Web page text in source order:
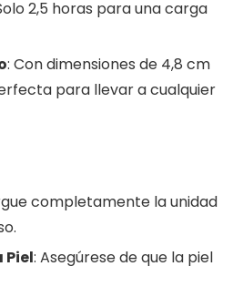
2,5 horas para una carga
: Con dimensiones de 4,8 cm
para llevar a cualquier
completamente la unidad
Piel: Asegúrese de que la piel